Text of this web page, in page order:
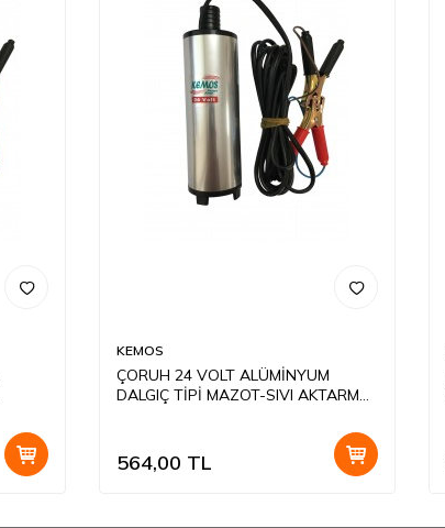
KEMOS
ÇORUH 24 VOLT ALÜMİNYUM
DALGIÇ TİPİ MAZOT-SIVI AKTARMA
564,00 TL